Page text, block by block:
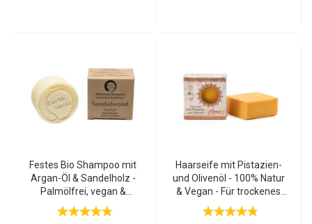
Festes Bio Shampoo mit
Argan-Öl & Sandelholz -
Palmölfrei, vegan &
handgefertigt - 77%
kaltgepresste Bio-Öle - Für
Haarseife mit Pistazien-
und Olivenöl - 100% Natur
& Vegan - Für trockenes
Haar & Kopfhaut - Ohne
Silikone - 190g - Sanfte